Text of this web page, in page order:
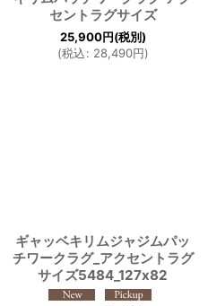
セントラグサイズ
25,900円(税別)
(税込: 28,490円)
ギャッベキリムジャジムパッ
チワークラグ_アクセントラグ
サイズ5484_127x82